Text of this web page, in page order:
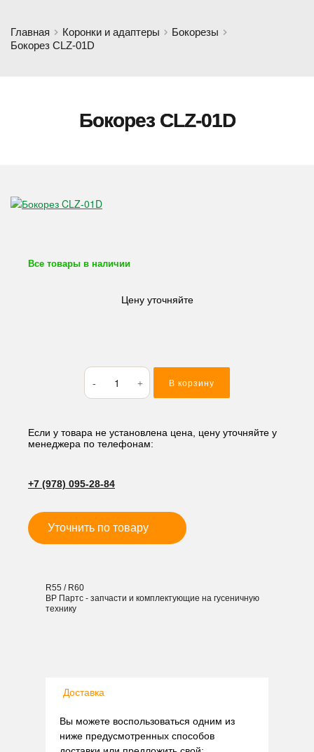
Главная Коронки и адаптеры
Бокорезы
Бокорез CLZ-01D
Бокорез CLZ-01D
Все товары в наличии
Цену уточняйте
Количество
товара
Бокорез
01D
В корзину
Если у товара не установлена цена, цену уточняйте у
менеджера по телефонам:
+7 (978) 095-28-84
Уточнить по товару
R55 / R60
ВР Партс - запчасти и комплектующие на гусеничную
технику
Доставка
Вы можете воспользоваться одним из
ниже предусмотренных способов